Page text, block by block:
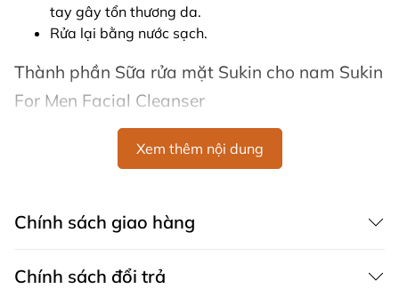
tay gây tổn thương da.
Rửa lại bằng nước sạch.
Thành phần Sữa rửa mặt Sukin cho nam Sukin
For Men Facial Cleanser
Nước (Aqua), Nước ép lá Aloe Barbadensis,
Cocamidopropyl Betaine, Decyl Glucoside, PEG-150
Citrus Nobilis (Orange Orange) Peel Oil.
Xem thêm nội dung
Chính sách giao hàng
Chính sách đổi trả